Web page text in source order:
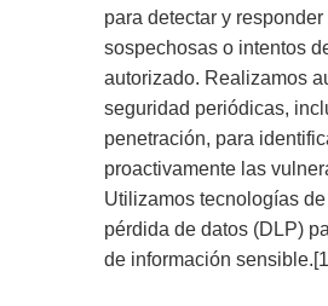
para detectar y
sospechosas o intentos
autorizado. Realizamos
seguridad periódicas,
penetración, para
proactivamente las
Utilizamos tecnologías
pérdida de datos (DLP)
de información